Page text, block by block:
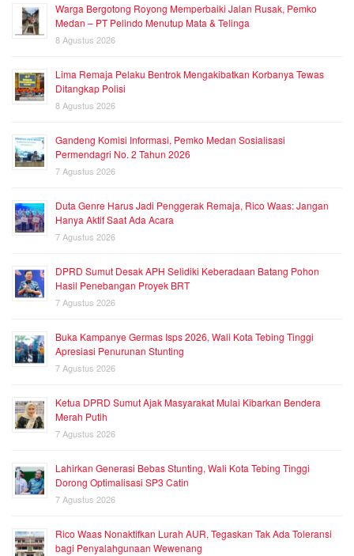
Warga Bergotong Royong Memperbaiki Jalan Rusak, Pemko
Medan – PT Pelindo Menutup Mata & Telinga
8 Agustus 2026
Lima Remaja Pelaku Bentrok Mengakibatkan Korbanya Tewas
Ditangkap Polisi
8 Agustus 2026
Gandeng Komisi Informasi, Pemko Medan Sosialisasi
Permendagri No. 2 Tahun 2026
7 Agustus 2026
Duta Genre Harus Jadi Penggerak Remaja, Rico Waas: Jangan
Hanya Aktif Saat Ada Acara
7 Agustus 2026
DPRD Sumut Desak APH Selidiki Keberadaan Batang Pohon
Hasil Penebangan Proyek BRT
7 Agustus 2026
Buka Kampanye Germas Isps 2026, Wali Kota Tebing Tinggi
Apresiasi Penurunan Stunting
7 Agustus 2026
Ketua DPRD Sumut Ajak Masyarakat Mulai Kibarkan Bendera
Merah Putih
7 Agustus 2026
Lahirkan Generasi Bebas Stunting, Wali Kota Tebing Tinggi
Dorong Optimalisasi SP3 Catin
7 Agustus 2026
Rico Waas Nonaktifkan Lurah AUR, Tegaskan Tak Ada Toleransi
bagi Penyalahgunaan Wewenang